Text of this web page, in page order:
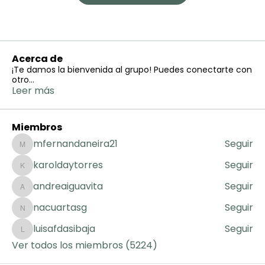
Acerca de
¡Te damos la bienvenida al grupo! Puedes conectarte con
otro...
Leer más
Miembros
mfernandaneira21
mfernandaneira21 Seguir
karoldaytorres
karoldaytorres Seguir
andreaiguavita
andreaiguavita Seguir
nacuartasg
nacuartasg Seguir
luisafdasibaja
luisafdasibaja
Seguir
Ver todos los miembros (5224)